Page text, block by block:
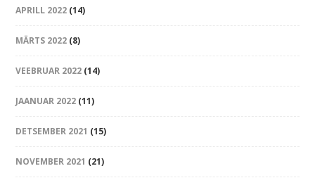
APRILL 2022 (14)
MÄRTS 2022 (8)
VEEBRUAR 2022 (14)
JAANUAR 2022 (11)
DETSEMBER 2021 (15)
NOVEMBER 2021 (21)